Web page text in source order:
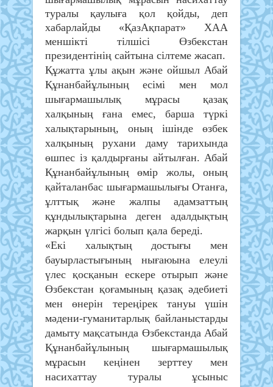
туралы қаулыға қол қойды, деп
хабарлайды «ҚазАқпарат» ХАА
меншікті тілшісі Өзбекстан
президентінің сайтына сілтеме жасап.
Құжатта ұлы ақын және ойшыл Абай
Құнанбайұлының есімі мен мол
шығармашылық мұрасы қазақ
халқының ғана емес, барша түркі
халықтарының, оның ішінде өзбек
халқының рухани даму тарихында
өшпес із қалдырғаны айтылған. Абай
Құнанбайұлының өмір жолы, оның
қайталанбас шығармашылығы Отанға,
ұлттық және жалпы адамзаттың
құндылықтарына деген адалдықтың
жарқын үлгісі болып қала береді.
«Екі халықтың достығы мен
бауырластығының нығаюына елеулі
үлес қосқанын ескере отырып және
Өзбекстан қоғамының қазақ әдебиеті
мен өнерін тереңірек тануы үшін
мәдени-гуманитарлық байланыстарды
дамыту мақсатында Өзбекстанда Абай
Құнанбайұлының шығармашылық
мұрасын кеңінен зерттеу мен
насихаттау туралы ұсыныс